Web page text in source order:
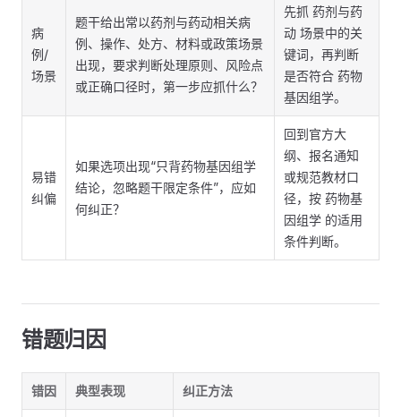
病
例/
场景
题干给出常以药剂与药动相关病
例、操作、处方、材料或政策场景
出现，要求判断处理原则、风险点
或正确口径时，第一步应抓什么？
先抓 药剂与药
动 场景中的关
键词，再判断
是否符合 药物
基因组学。
易错
纠偏
如果选项出现“只背药物基因组学
结论，忽略题干限定条件”，应如
何纠正？
回到官方大
纲、报名通知
或规范教材口
径，按 药物基
因组学 的适用
条件判断。
错题归因
错因 典型表现 纠正方法